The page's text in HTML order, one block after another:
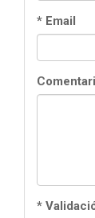
* Email
*